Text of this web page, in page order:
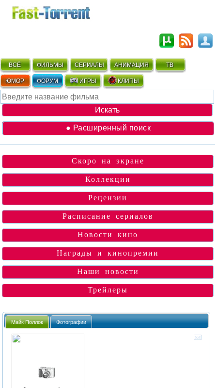
ВСЁ ФИЛЬМЫ СЕРИАЛЫ АНИМАЦИЯ ТВ
ЮМОР ФОРУМ ИГРЫ КЛИПЫ
● Расширенный поиск
Скоро на экране
Коллекции
Рецензии
Расписание сериалов
Новости кино
Награды и кинопремии
Наши новости
Трейлеры
Майк Поллок Фотографии